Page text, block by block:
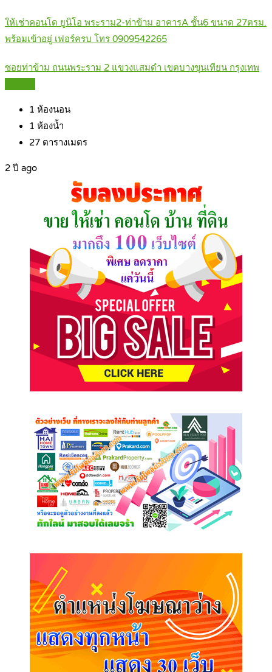
ให้เช่าคอนโด ยูนิโอ พระราม2-ท่าข้าม อาคารA ชั้น6 ขนาด 27ตรม.
พร้อมเข้าอยู่ เฟอร์ครบ โทร 0909542265
ซอยท่าข้าม ถนนพระราม 2 แขวงแสมดำ เขตบางขุนเทียน กรุงเทพ
1 ห้องนอน
1 ห้องน้ำ
27 ตารางเมตร
2 ปี ago